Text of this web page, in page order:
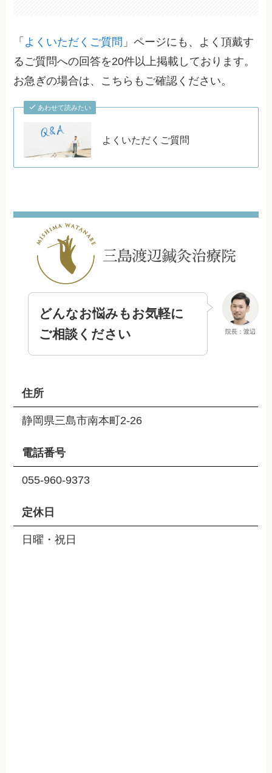
「 よくいただくご質問 」ページにも、よく頂戴す
るご質問への回答を20件以上掲載しております。
お急ぎの場合は、こちらもご確認ください。
あわせて読みたい
よくいただくご質問
院長：渡辺
どんなお悩みもお気軽に
ご相談ください
住所
静岡県三島市南本町2-26
電話番号
055-960-9373
定休日
日曜・祝日